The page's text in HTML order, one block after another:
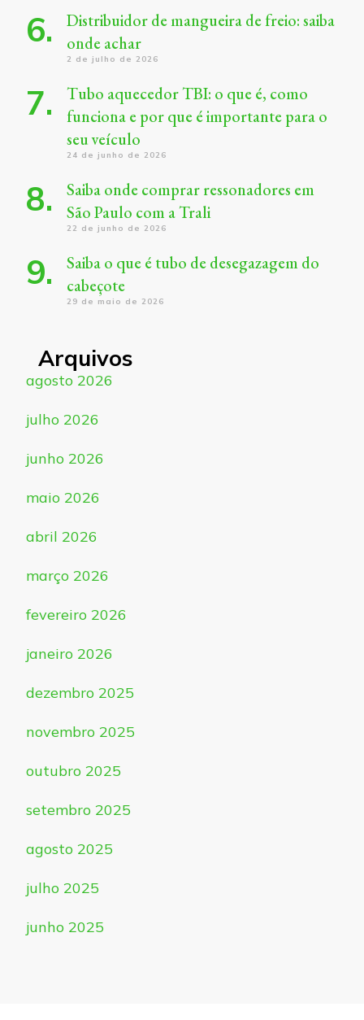
Distribuidor de mangueira de freio: saiba
onde achar
2 de julho de 2026
Tubo aquecedor TBI: o que é, como
funciona e por que é importante para o
seu veículo
24 de junho de 2026
Saiba onde comprar ressonadores em
São Paulo com a Trali
22 de junho de 2026
Saiba o que é tubo de desegazagem do
cabeçote
29 de maio de 2026
Arquivos
agosto 2026
julho 2026
junho 2026
maio 2026
abril 2026
março 2026
fevereiro 2026
janeiro 2026
dezembro 2025
novembro 2025
outubro 2025
setembro 2025
agosto 2025
julho 2025
junho 2025